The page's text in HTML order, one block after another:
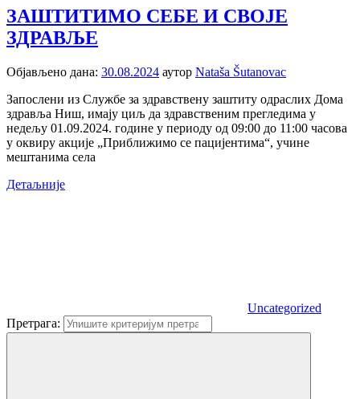
ЗАШТИТИМО СЕБЕ И СВОЈЕ
ЗДРАВЉЕ
Објављено дана: 30.08.2024 аутор Nataša Šutanovac
Запослени из Службе за здравствену заштиту одраслих Дома
здравља Ниш, имају циљ да здравственим прегледима у
недељу 01.09.2024. године у периоду од 09:00 до 11:00 часова
у оквиру акције „Приближимо се пацијентима“, учине
мештанима села
Детаљније
Uncategorized
Претрага: